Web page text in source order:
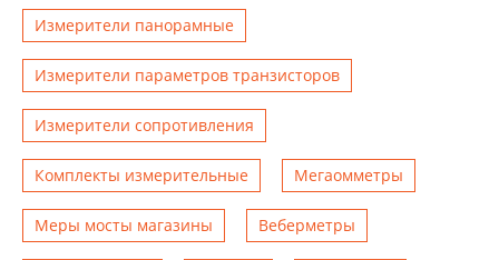
Измерители панорамные
Измерители параметров транзисторов
Измерители сопротивления
Комплекты измерительные Мегаомметры
Меры мосты магазины Веберметры